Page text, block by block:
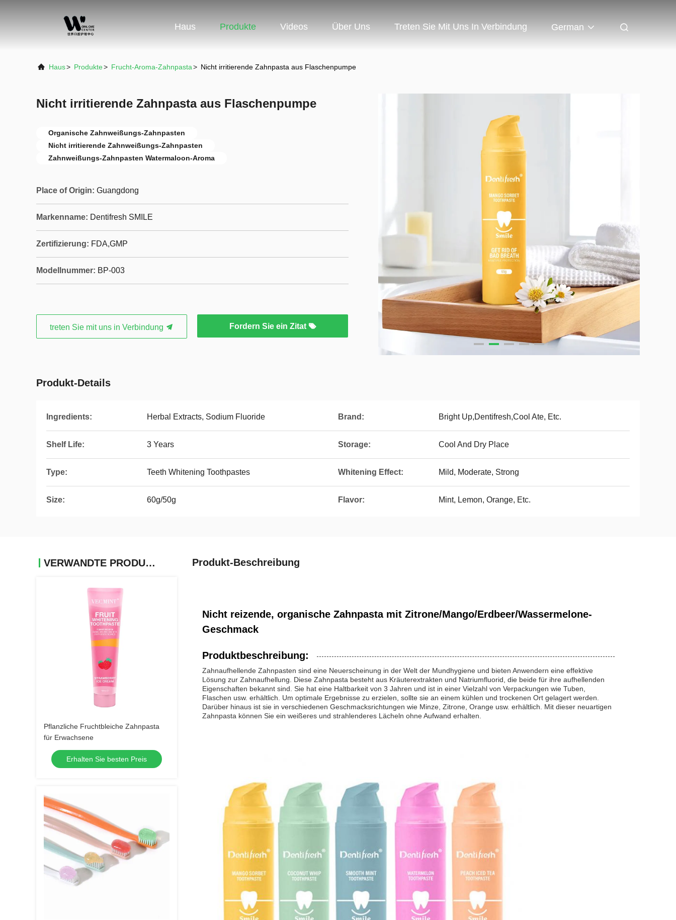
Haus Produkte Videos Über Uns Treten Sie Mit Uns In Verbindung German
Haus> Produkte> Frucht-Aroma-Zahnpasta> Nicht irritierende Zahnpasta aus Flaschenpumpe
Nicht irritierende Zahnpasta aus Flaschenpumpe
Organische Zahnweißungs-Zahnpasten
Nicht irritierende Zahnweißungs-Zahnpasten
Zahnweißungs-Zahnpasten Watermaloon-Aroma
Place of Origin: Guangdong
Markenname: Dentifresh SMILE
Zertifizierung: FDA,GMP
Modellnummer: BP-003
treten Sie mit uns in Verbindung Fordern Sie ein Zitat
Produkt-Details
Ingredients: Herbal Extracts, Sodium Fluoride Brand: Bright Up,Dentifresh,Cool Ate, Etc.
Shelf Life: 3 Years Storage: Cool And Dry Place
Type: Teeth Whitening Toothpastes Whitening Effect: Mild, Moderate, Strong
Size: 60g/50g Flavor: Mint, Lemon, Orange, Etc.
VERWANDTE PRODUKTE
Pflanzliche Fruchtbleiche Zahnpasta
für Erwachsene
Erhalten Sie besten Preis
Produkt-Beschreibung
Nicht reizende, organische Zahnpasta mit Zitrone/Mango/Erdbeer/Wassermelone-
Geschmack
Produktbeschreibung:
Zahnaufhellende Zahnpasten sind eine Neuerscheinung in der Welt der Mundhygiene und bieten Anwendern eine effektive
Lösung zur Zahnaufhellung. Diese Zahnpasta besteht aus Kräuterextrakten und Natriumfluorid, die beide für ihre aufhellenden
Eigenschaften bekannt sind. Sie hat eine Haltbarkeit von 3 Jahren und ist in einer Vielzahl von Verpackungen wie Tuben,
Flaschen usw. erhältlich. Um optimale Ergebnisse zu erzielen, sollte sie an einem kühlen und trockenen Ort gelagert werden.
Darüber hinaus ist sie in verschiedenen Geschmacksrichtungen wie Minze, Zitrone, Orange usw. erhältlich. Mit dieser neuartigen
Zahnpasta können Sie ein weißeres und strahlenderes Lächeln ohne Aufwand erhalten.